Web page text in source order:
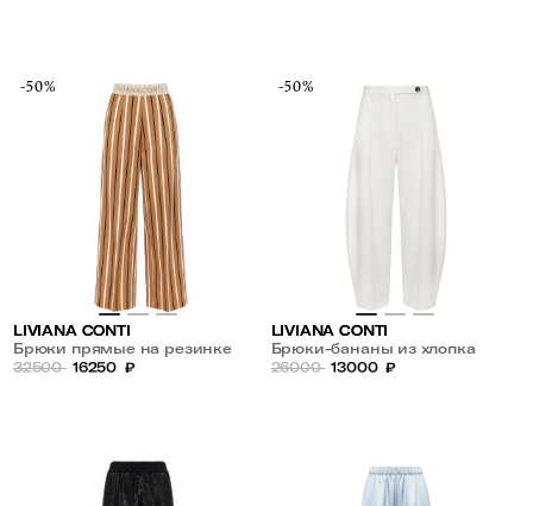
-50%
LIVIANA CONTI
Брюки прямые на резинке
32500 16250 ₽
-50%
LIVIANA CONTI
Брюки-бананы из хлопка
26000 13000 ₽